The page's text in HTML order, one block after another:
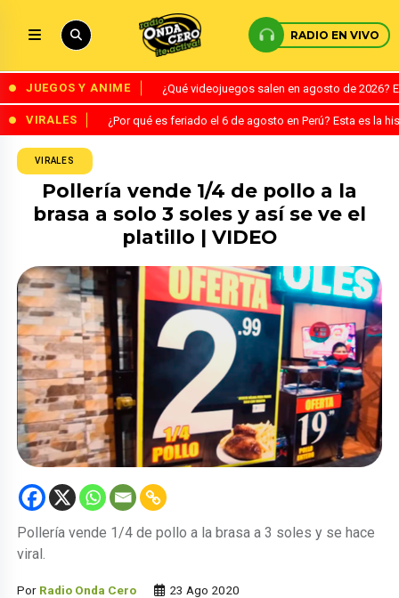
RADIO EN VIVO
JUEGOS Y ANIME ¿Qué videojuegos salen en agosto de
VIRALES ¿Por qué es feriado el 6 de agosto en Perú? Esta es la
VIRALES
Pollería vende 1/4 de pollo a la
brasa a solo 3 soles y así se ve el
platillo | VIDEO
Pollería vende 1/4 de pollo a la brasa a 3 soles y se hace
viral.
Por Radio Onda Cero 23 Ago 2020